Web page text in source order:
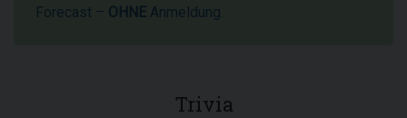
Forecast – OHNE Anmeldung.
Trivia